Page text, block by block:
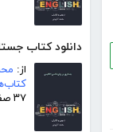
دانلود کتاب
از:
۳۷ صفحه